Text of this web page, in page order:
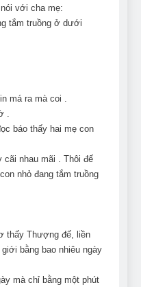
với cha mẹ:
tắm truồng ở dưới
má ra mà coi .
.
báo thấy hai mẹ con
cãi nhau mãi . Thôi đế
nhỏ đang tắm truồng
thấy Thượng đế, liền
bằng bao nhiêu ngày
mà chỉ bằng một phút